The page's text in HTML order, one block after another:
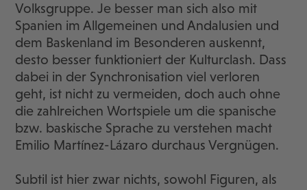
Volksgruppe. Je besser man sich also mit
Spanien im Allgemeinen und Andalusien und
dem Baskenland im Besonderen auskennt,
desto besser funktioniert der Kulturclash. Dass
dabei in der Synchronisation viel verloren
geht, ist nicht zu vermeiden, doch auch ohne
die zahlreichen Wortspiele um die spanische
bzw. baskische Sprache zu verstehen macht
Emilio Martínez-Lázaro durchaus Vergnügen.
Subtil ist hier zwar nichts, sowohl Figuren, als